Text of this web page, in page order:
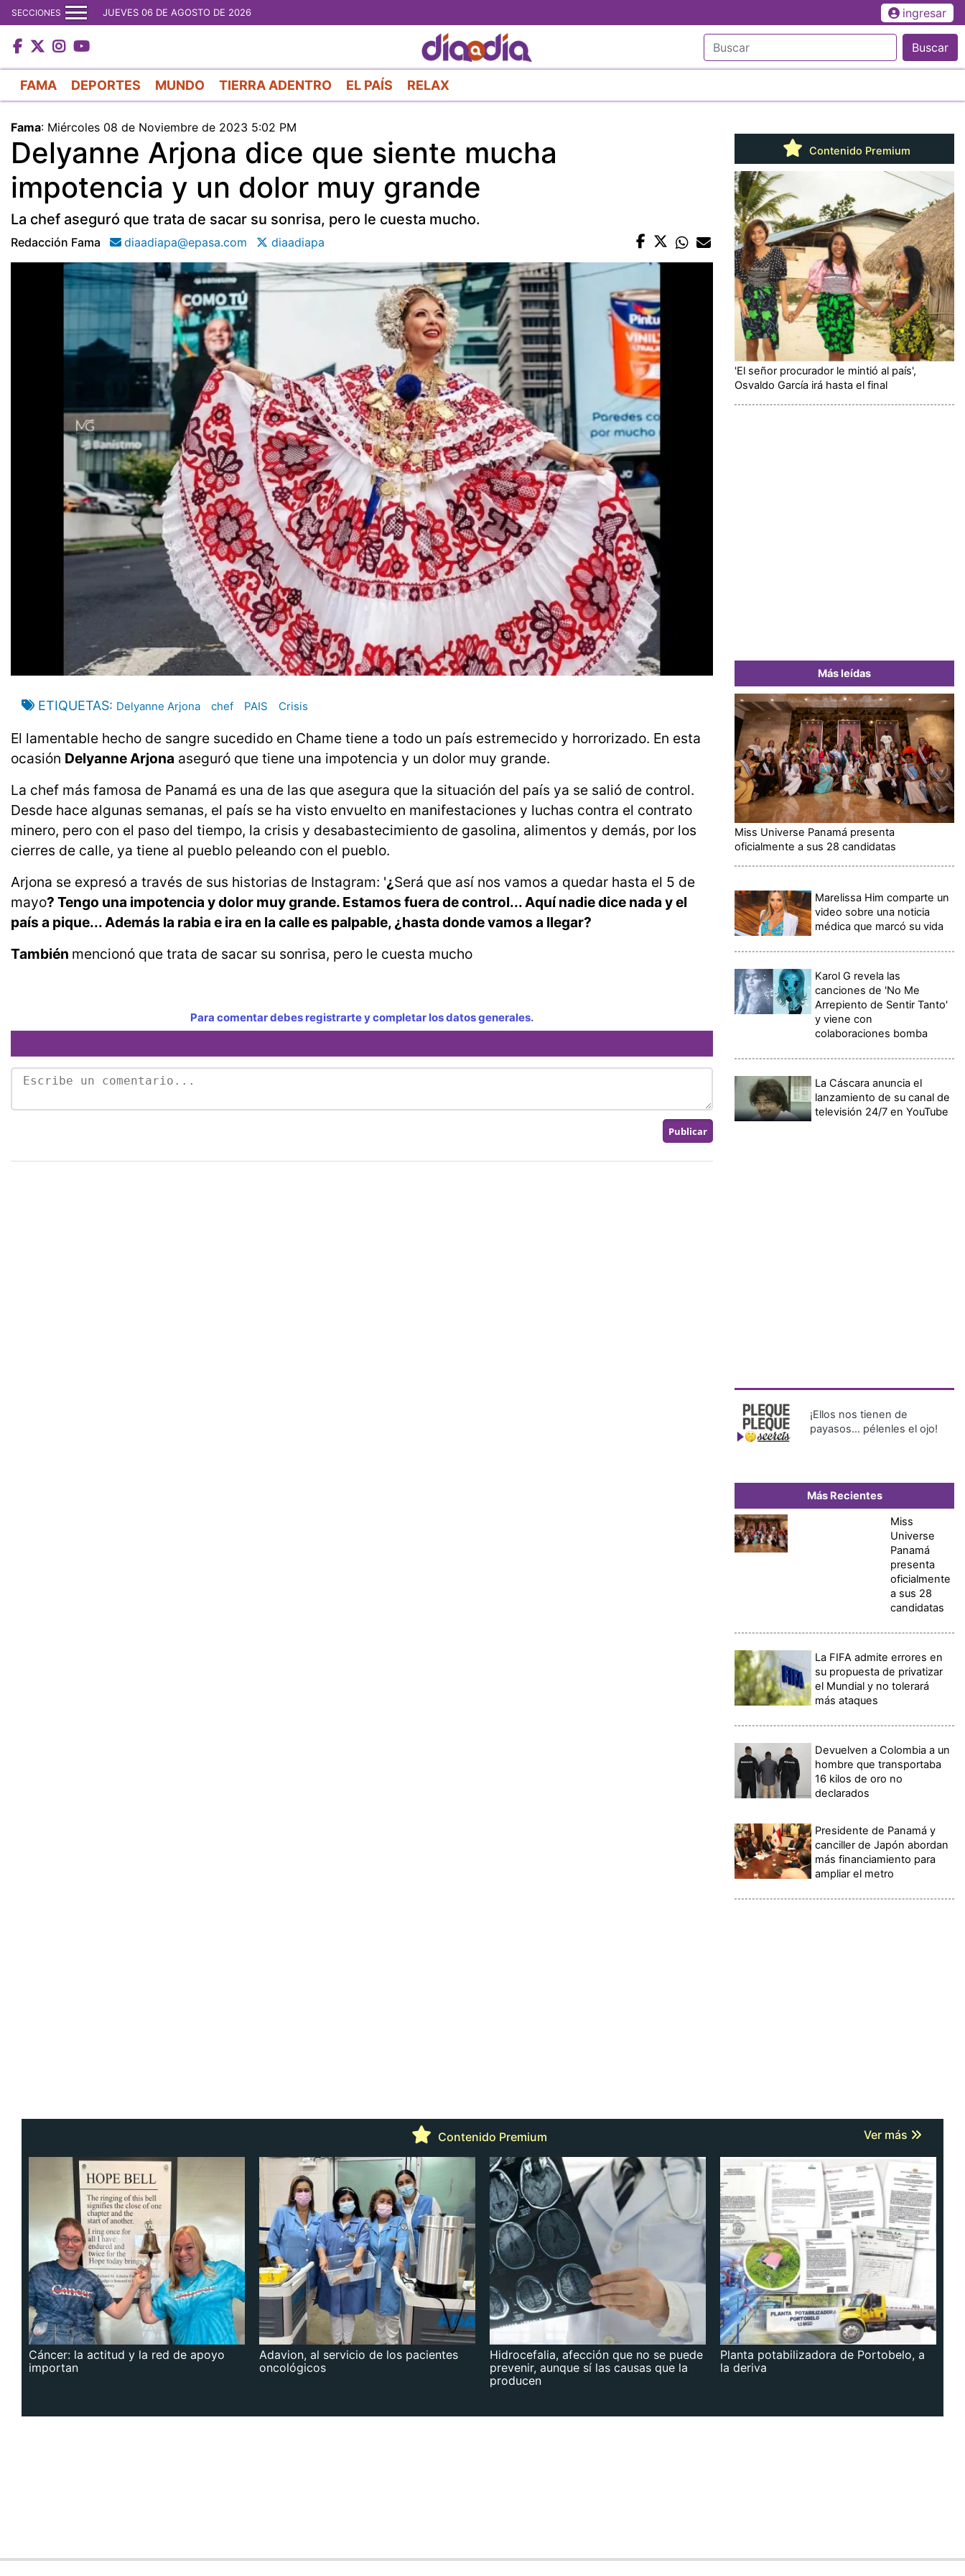
al
contenido
principal
SECCIONES JUEVES 06 DE AGOSTO DE 2026 ingresar
Buscar
FAMA DEPORTES MUNDO TIERRA ADENTRO EL PAÍS RELAX
Fama: Miércoles 08 de Noviembre de 2023 5:02 PM
Delyanne Arjona dice que siente mucha
impotencia y un dolor muy grande
La chef aseguró que trata de sacar su sonrisa, pero le cuesta mucho.
Redacción Fama diaadiapa@epasa.com diaadiapa
ETIQUETAS Delyanne Arjona chef PAIS Crisis
El lamentable hecho de sangre sucedido en Chame tiene a todo un país estremecido y horrorizado. En esta
ocasión Delyanne Arjona aseguró que tiene una impotencia y un dolor muy grande.
La chef más famosa de Panamá es una de las que asegura que la situación del país ya se salió de control.
Desde hace algunas semanas, el país se ha visto envuelto en manifestaciones y luchas contra el contrato
minero, pero con el paso del tiempo, la crisis y desabastecimiento de gasolina, alimentos y demás, por los
cierres de calle, ya tiene al pueblo peleando con el pueblo.
Arjona se expresó a través de sus historias de Instagram: '¿Será que así nos vamos a quedar hasta el 5 de
mayo? Tengo una impotencia y dolor muy grande. Estamos fuera de control... Aquí nadie dice nada y el
país a pique... Además la rabia e ira en la calle es palpable, ¿hasta donde vamos a llegar?
También mencionó que trata de sacar su sonrisa, pero le cuesta mucho
Para comentar debes registrarte y completar los datos generales.
Contenido Premium
'El señor procurador le mintió al país',
Osvaldo García irá hasta el final
Más leídas
Miss Universe Panamá presenta
oficialmente a sus 28 candidatas
Marelissa Him comparte un
video sobre una noticia
médica que marcó su vida
Karol G revela las
canciones de 'No Me
Arrepiento de Sentir Tanto'
y viene con
colaboraciones bomba
La Cáscara anuncia el
lanzamiento de su canal de
televisión 24/7 en YouTube
¡Ellos nos tienen de
payasos… pélenles el ojo!
Más Recientes
Miss
Universe
Panamá
presenta
oficialmente
a sus 28
candidatas
La FIFA admite errores en
su propuesta de privatizar
el Mundial y no tolerará
más ataques
Devuelven a Colombia a un
hombre que transportaba
16 kilos de oro no
declarados
Presidente de Panamá y
canciller de Japón abordan
más financiamiento para
ampliar el metro
Contenido Premium Ver más
Cáncer: la actitud y la red de apoyo
importan
Adavion, al servicio de los pacientes
oncológicos
Hidrocefalia, afección que no se puede
prevenir, aunque sí las causas que la
producen
Planta potabilizadora de Portobelo, a
la deriva